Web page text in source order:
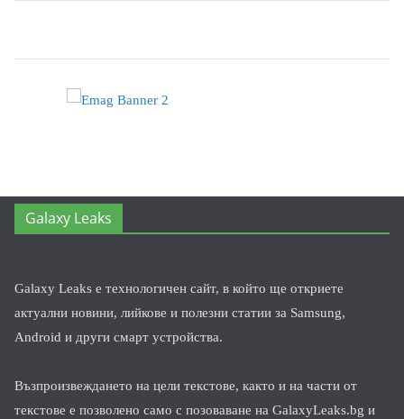
Galaxy Leaks
Galaxy Leaks е технологичен сайт, в който ще откриете
актуални новини, лийкове и полезни статии за Samsung,
Android и други смарт устройства.
Възпроизвеждането на цели текстове, както и на части от
текстове е позволено само с позоваване на GalaxyLeaks.bg и